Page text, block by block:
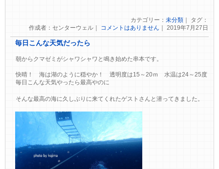
カテゴリー： 未分類｜ タグ：
作成者：センターウェル｜ コメントはありません ｜ 2019年7月27日
毎日こんな天気だったら
朝からクマゼミがシャワシャワと鳴き始めた串本です。
快晴！ 海は湖のように穏やか！ 透明度は15～20ｍ 水温は24～25度
毎日こんな天気やったら最高やのに
そんな最高の海に久しぶりに来てくれたゲストさんと潜ってきました。